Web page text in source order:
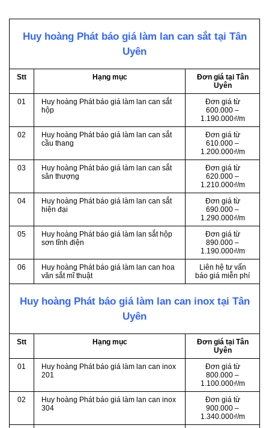
Huy hoàng Phát báo giá làm lan can sắt tại Tân
Uyên
Stt Hạng mục
Đơn giá tại Tân
Uyên
01
Huy hoàng Phát báo giá làm lan can sắt
hộp
Đơn giá từ
600.000 –
1.190.000₫/m
02
Huy hoàng Phát báo giá làm lan can sắt
cầu thang
Đơn giá từ
610.000 –
1.200.000₫/m
03
Huy hoàng Phát báo giá làm lan can sắt
sân thượng
Đơn giá từ
620.000 –
1.210.000₫/m
04
Huy hoàng Phát báo giá làm lan can sắt
hiện đại
Đơn giá từ
690.000 –
1.290.000₫/m
05
Huy hoàng Phát báo giá làm lan sắt hộp
sơn tĩnh điện
Đơn giá từ
890.000 –
1.190.000₫/m
06
Huy hoàng Phát báo giá làm lan can hoa
văn sắt mĩ thuật
Liên hệ tư vấn
báo giá miễn phí
Huy hoàng Phát báo giá làm lan can inox tại Tân
Uyên
Stt Hạng mục
Đơn giá tại Tân
Uyên
01
Huy hoàng Phát báo giá làm lan can inox
201
Đơn giá từ
800.000 –
1.100.000₫/m
02
Huy hoàng Phát báo giá làm lan can inox
304
Đơn giá từ
900.000 –
1.340.000₫/m